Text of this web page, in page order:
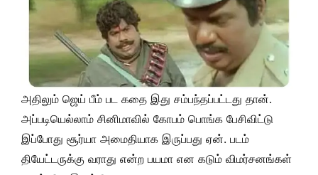
அதிலும் ஜெய் பீம் பட கதை இது சம்பந்தப்பட்டது தான்.
அப்படியெல்லாம் சினிமாவில் கோபம் பொங்க பேசிவிட்டு
இப்போது சூர்யா அமைதியாக இருப்பது ஏன். படம்
தியேட்டருக்கு வராது என்ற பயமா என கடும் விமர்சனங்கள்